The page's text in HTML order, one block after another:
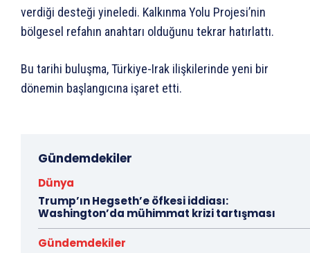
verdiği desteği yineledi. Kalkınma Yolu Projesi’nin
bölgesel refahın anahtarı olduğunu tekrar hatırlattı.
Bu tarihi buluşma, Türkiye-Irak ilişkilerinde yeni bir
dönemin başlangıcına işaret etti.
Gündemdekiler
Dünya
Trump’ın Hegseth’e öfkesi iddiası:
Washington’da mühimmat krizi tartışması
Gündemdekiler